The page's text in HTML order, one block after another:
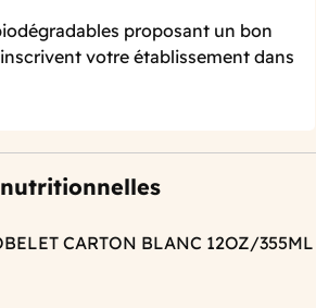
proposant un bon
votre établissement dans
CARTON BLANC 12OZ/355ML